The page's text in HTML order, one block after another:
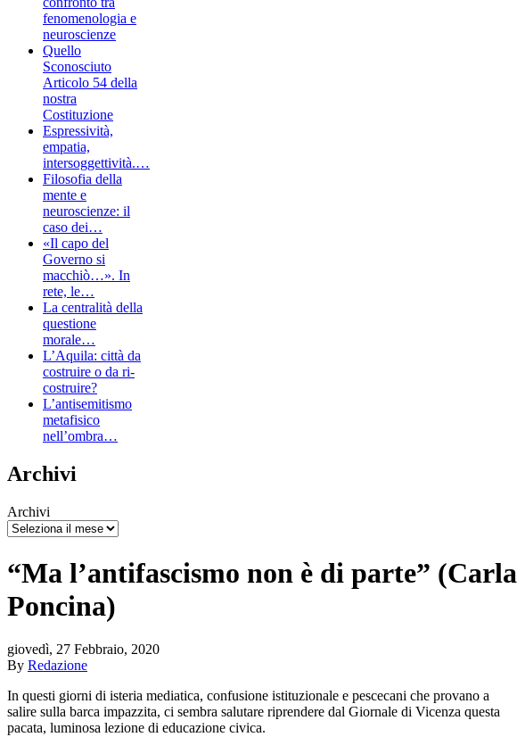
fenomenologia e
neuroscienze
Quello
Sconosciuto
Articolo 54 della
nostra
Costituzione
Espressività,
empatia,
intersoggettività.…
Filosofia della
mente e
neuroscienze: il
caso dei…
«Il capo del
Governo si
macchiò…». In
rete, le…
La centralità della
questione
morale…
L’Aquila: città da
costruire o da ri-
costruire?
L’antisemitismo
metafisico
nell’ombra…
Archivi
Archivi
“Ma l’antifascismo non è di parte” (Carla
Poncina)
giovedì, 27 Febbraio, 2020
By Redazione
In questi giorni di isteria mediatica, confusione istituzionale e pescecani che provano a
salire sulla barca impazzita, ci sembra salutare riprendere dal Giornale di Vicenza questa
pacata, luminosa lezione di educazione civica.